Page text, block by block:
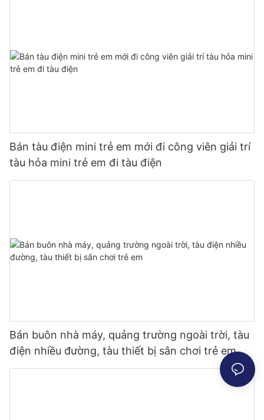
Bán tàu điện mini trẻ em mới đi công viên giải trí
tàu hỏa mini trẻ em đi tàu điện
Bán buôn nhà máy, quảng trường ngoài trời, tàu
điện nhiều đường, tàu thiết bị sân chơi trẻ em